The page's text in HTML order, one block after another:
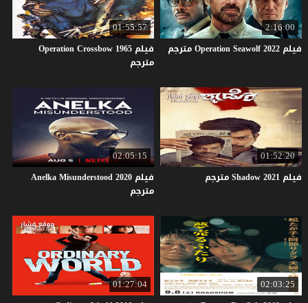
2:16:00
فيلم OperationSeawolf2022 مترجم
01:55:57
فيلم Operation Crossbow 1965
مترجم
01:52:20
فيلم Shadow2021 مترجم
02:05:15
فيلم Anelka Misunderstood 2020
مترجم
02:03:25
01:27:04